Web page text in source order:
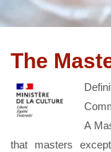
The
A
that masters